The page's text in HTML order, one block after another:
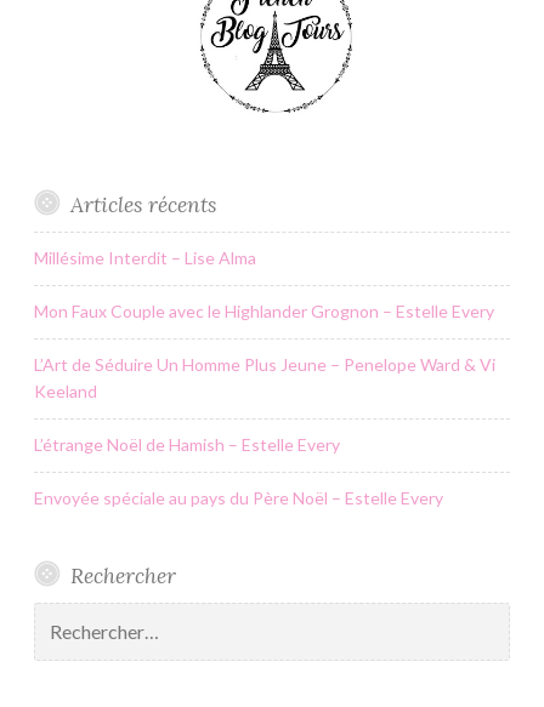
Articles récents
Millésime Interdit – Lise Alma
Mon Faux Couple avec le Highlander Grognon – Estelle Every
L’Art de Séduire Un Homme Plus Jeune – Penelope Ward & Vi
Keeland
L’étrange Noël de Hamish – Estelle Every
Envoyée spéciale au pays du Père Noël – Estelle Every
Rechercher